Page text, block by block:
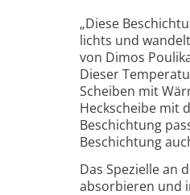
„Diese
lichts und
von Dimos
Dieser
Scheiben mit
Heckscheibe mit
Beschich­tung
Beschichtung
Das Spezielle an
absorbieren und